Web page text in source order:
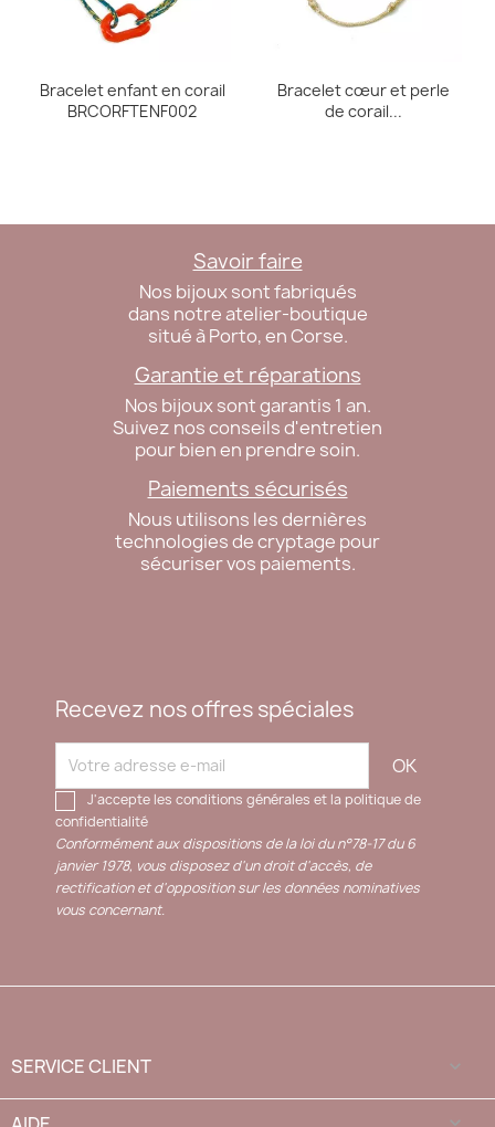
Bracelet enfant en corail
BRCORFTENF002
Bracelet cœur et perle
de corail...
Savoir faire
Nos bijoux sont fabriqués
dans notre atelier-boutique
situé à Porto, en Corse.
Garantie et réparations
Nos bijoux sont garantis 1 an.
Suivez nos conseils d'entretien
pour bien en prendre soin.
Paiements sécurisés
Nous utilisons les dernières
technologies de cryptage pour
sécuriser vos paiements.
Recevez nos offres spéciales
J'accepte les conditions générales et la politique de
confidentialité
Conformément aux dispositions de la loi du n°78-17 du 6
janvier 1978, vous disposez d'un droit d'accès, de
rectification et d'opposition sur les données nominatives
vous concernant.
SERVICE CLIENT